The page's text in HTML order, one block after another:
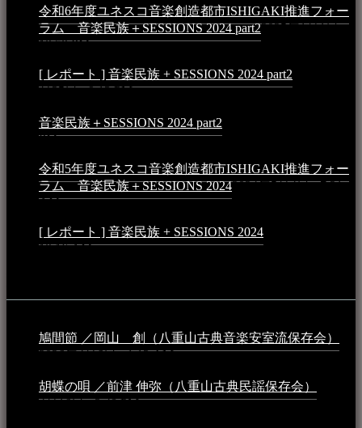
令和6年度ユネスコ音楽創造都市ISHIGAKI推進フォー
ラム 音楽民族＋SESSIONS 2024 part22025年1月1日 -
10:50 PM
[ レポート ] 音楽民族 + SESSIONS 2024 part2
月25日 - 9:13 PM
音楽民族＋SESSIONS 2024 part2
PM
令和5年度ユネスコ音楽創造都市ISHIGAKI推進フォー
ラム 音楽民族＋SESSIONS 20242024年5月4日 - 7:21
AM
[ レポート ] 音楽民族 + SESSIONS 2024
10:16 AM
鳩間節 ／岡山 創（八重山古典音楽安室流保存会）
2026年4月6日 - 1:13 AM
胡蝶の唄 ／前津 伸弥（八重山古典民謡保存会）
4月16日 - 3:48 PM